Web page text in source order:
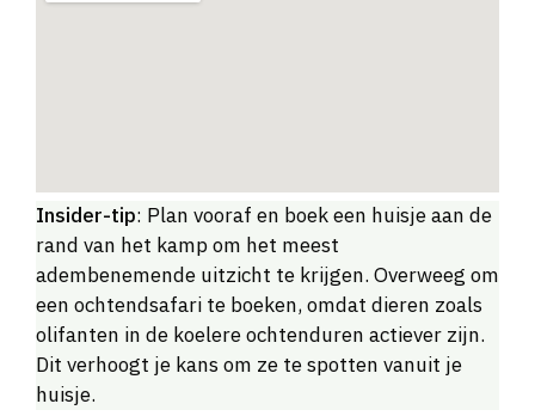
Insider-tip: Plan vooraf en boek een huisje aan de
rand van het kamp om het meest
adembenemende uitzicht te krijgen. Overweeg om
een ochtendsafari te boeken, omdat dieren zoals
olifanten in de koelere ochtenduren actiever zijn.
Dit verhoogt je kans om ze te spotten vanuit je
huisje.